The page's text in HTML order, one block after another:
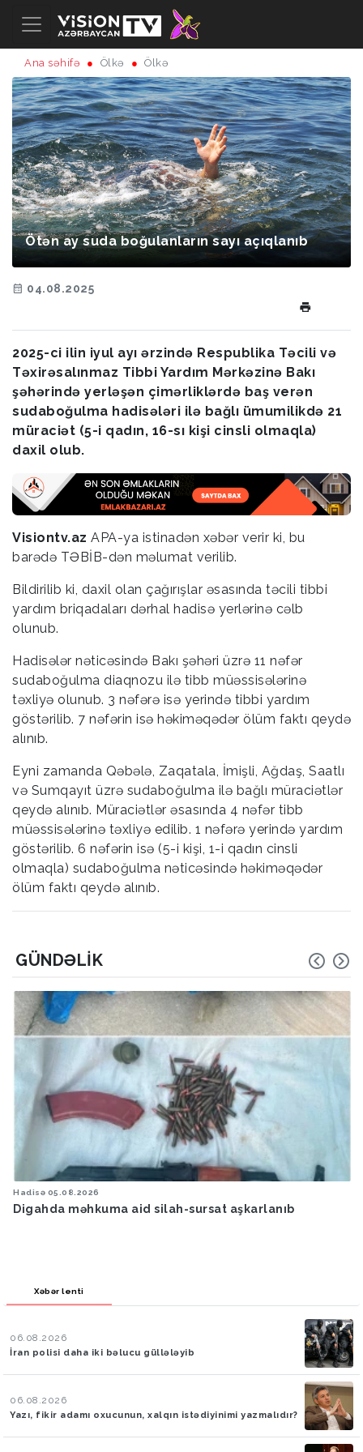
Ana səhifə Ölkə Ölkə
Ötən ay suda boğulanların sayı açıqlanıb
04.08.2025
2025-ci ilin iyul ayı ərzində Respublika Təcili və
Təxirəsalınmaz Tibbi Yardım Mərkəzinə Bakı
şəhərində yerləşən çimərliklərdə baş verən
sudaboğulma hadisələri ilə bağlı ümumilikdə 21
müraciət (5-i qadın, 16-sı kişi cinsli olmaqla)
daxil olub.
Visiontv.az APA-ya istinadən xəbər verir ki, bu
barədə TƏBİB-dən məlumat verilib.
Bildirilib ki, daxil olan çağırışlar əsasında təcili tibbi
yardım briqadaları dərhal hadisə yerlərinə cəlb
olunub.
Hadisələr nəticəsində Bakı şəhəri üzrə 11 nəfər
sudaboğulma diaqnozu ilə tibb müəssisələrinə
təxliyə olunub. 3 nəfərə isə yerində tibbi yardım
göstərilib. 7 nəfərin isə həkiməqədər ölüm faktı qeydə
alınıb.
Eyni zamanda Qəbələ, Zaqatala, İmişli, Ağdaş, Saatlı
və Sumqayıt üzrə sudaboğulma ilə bağlı müraciətlər
qeydə alınıb. Müraciətlər əsasında 4 nəfər tibb
müəssisələrinə təxliyə edilib. 1 nəfərə yerində yardım
göstərilib. 6 nəfərin isə (5-i kişi, 1-i qadın cinsli
olmaqla) sudaboğulma nəticəsində həkiməqədər
ölüm faktı qeydə alınıb.
GÜNDƏLIK
Hadisə 05.08.2026
Digahda məhkuma aid silah-sursat aşkarlanıb
Xəbər lenti
06.08.2026
İran polisi daha iki bəlucu güllələyib
06.08.2026
Yazı, fikir adamı oxucunun, xalqın istədiyinimi yazmalıdır?